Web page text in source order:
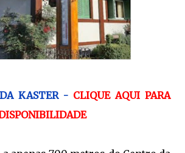
KASTER - CLIQUE AQUI PARA